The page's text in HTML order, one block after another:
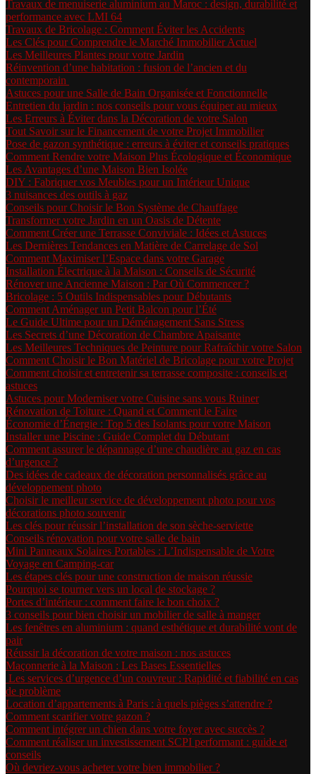
Travaux de menuiserie aluminium au Maroc : design, durabilité et
performance avec LMI 64
Travaux de Bricolage : Comment Éviter les Accidents
Les Clés pour Comprendre le Marché Immobilier Actuel
Les Meilleures Plantes pour votre Jardin
Réinvention d’une habitation : fusion de l’ancien et du
contemporain
Astuces pour une Salle de Bain Organisée et Fonctionnelle
Entretien du jardin : nos conseils pour vous équiper au mieux
Les Erreurs à Éviter dans la Décoration de votre Salon
Tout Savoir sur le Financement de votre Projet Immobilier
Pose de gazon synthétique : erreurs à éviter et conseils pratiques
Comment Rendre votre Maison Plus Écologique et Économique
Les Avantages d’une Maison Bien Isolée
DIY : Fabriquer vos Meubles pour un Intérieur Unique
3 nuisances des outils à gaz
Conseils pour Choisir le Bon Système de Chauffage
Transformer votre Jardin en un Oasis de Détente
Comment Créer une Terrasse Conviviale : Idées et Astuces
Les Dernières Tendances en Matière de Carrelage de Sol
Comment Maximiser l’Espace dans votre Garage
Installation Électrique à la Maison : Conseils de Sécurité
Rénover une Ancienne Maison : Par Où Commencer ?
Bricolage : 5 Outils Indispensables pour Débutants
Comment Aménager un Petit Balcon pour l’Été
Le Guide Ultime pour un Déménagement Sans Stress
Les Secrets d’une Décoration de Chambre Apaisante
Les Meilleures Techniques de Peinture pour Rafraîchir votre Salon
Comment Choisir le Bon Matériel de Bricolage pour votre Projet
Comment choisir et entretenir sa terrasse composite : conseils et
astuces
Astuces pour Moderniser votre Cuisine sans vous Ruiner
Rénovation de Toiture : Quand et Comment le Faire
Économie d’Énergie : Top 5 des Isolants pour votre Maison
Installer une Piscine : Guide Complet du Débutant
Comment assurer le dépannage d’une chaudière au gaz en cas
d’urgence ?
Des idées de cadeaux de décoration personnalisés grâce au
développement photo
Choisir le meilleur service de développement photo pour vos
décorations photo souvenir
Les clés pour réussir l’installation de son sèche-serviette
Conseils rénovation pour votre salle de bain
Mini Panneaux Solaires Portables : L’Indispensable de Votre
Voyage en Camping-car
Les étapes clés pour une construction de maison réussie
Pourquoi se tourner vers un local de stockage ?
Portes d’intérieur : comment faire le bon choix ?
3 conseils pour bien choisir un mobilier de salle à manger
Les fenêtres en aluminium : quand esthétique et durabilité vont de
pair
Réussir la décoration de votre maison : nos astuces
Maçonnerie à la Maison : Les Bases Essentielles
Les services d’urgence d’un couvreur : Rapidité et fiabilité en cas
de problème
Location d’appartements à Paris : à quels pièges s’attendre ?
Comment scarifier votre gazon ?
Comment intégrer un chien dans votre foyer avec succès ?
Comment réaliser un investissement SCPI performant : guide et
conseils
Où devriez-vous acheter votre bien immobilier ?